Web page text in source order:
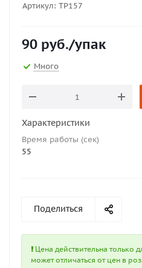
Артикул: ТР157
90 руб./упак
Много
Характеристики
Время работы (сек)
55
Поделиться
Цена действительна только
может отличаться от цен в